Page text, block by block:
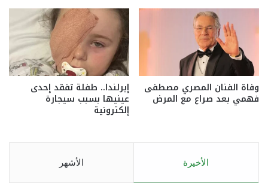
وفاة الفنان المصري مصطفى
فهمي بعد صراع مع المرض
إيرلندا.. طفلة تفقد إحدى
عينيها بسبب سيجارة
إلكترونية
الأخيرة الأشهر